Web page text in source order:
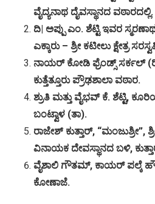
ವೈದ್ಯನಾಥ ದೈವಸ್ಥಾನದ ವಠಾರದಲ್ಲಿ.
ದಿ| ಅಪ್ಪು ಎಂ. ಶೆಟ್ಟಿ ಇವರ
ಎಕ್ಕಾರು– ಶ್ರೀ ಕಟೀಲು ಕ್ಷೇತ್ರ
ನಾಯರ್ ಕೋಡಿ ಫ್ರೆಂಡ್ಸ್ ಸರ್ಕಲ್(
ಕುತ್ತೆತ್ತೂರು ಪ್ರೌಢಶಾಲಾ ವಠಾರ.
ಶ್ರುತಿ ಮತ್ತು ವೈಭವ್ ಕೆ. ಶೆಟ್ಟಿ,
ಬಂಟ್ವಾಳ (ತಾ).
ರಾಜೇಶ್ ಕುತ್ತಾರ್, “ಮಂಜುಶ್ರೀ”,
ವಿನಾಯಕ ದೇವಸ್ಥಾನದ ಬಳಿ,
ವೈಶಾಲಿ ಗೌತಮ್, ಕಾಯರ್ ಪಲ್ಕೆ
ಕೋಣಾಜೆ.